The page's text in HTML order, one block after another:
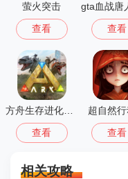
萤火突击
查看 查看
查看
超自然行
查看
相关攻略